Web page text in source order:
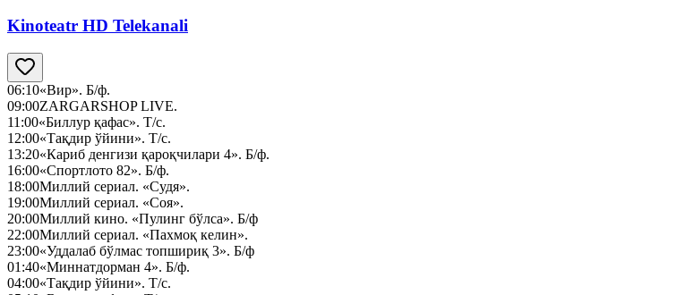
Kinoteatr HD Telekanali
06:10«Вир». Б/ф.
09:00ZARGARSHOP LIVE.
11:00«Биллур қафас». Т/с.
12:00«Тақдир ўйини». Т/с.
13:20«Кариб денгизи қароқчилари 4». Б/ф.
16:00«Спортлото 82». Б/ф.
18:00Миллий сериал. «Судя».
19:00Миллий сериал. «Соя».
20:00Миллий кино. «Пулинг бўлса». Б/ф
22:00Миллий сериал. «Пахмоқ келин».
23:00«Уддалаб бўлмас топшириқ 3». Б/ф
01:40«Миннатдорман 4». Б/ф.
04:00«Тақдир ўйини». Т/с.